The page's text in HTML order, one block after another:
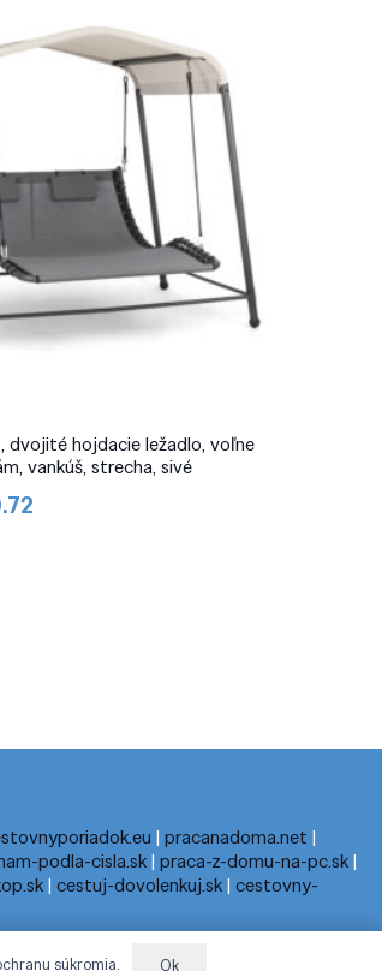
dvojité hojdacie ležadlo, voľne
vankúš, strecha, sivé
| pracanadoma.net |
podla-cisla.sk| praca-z-domu-na-pc.sk|
| cestuj-dovolenkuj.sk| cestovny-
súkromia. Ok